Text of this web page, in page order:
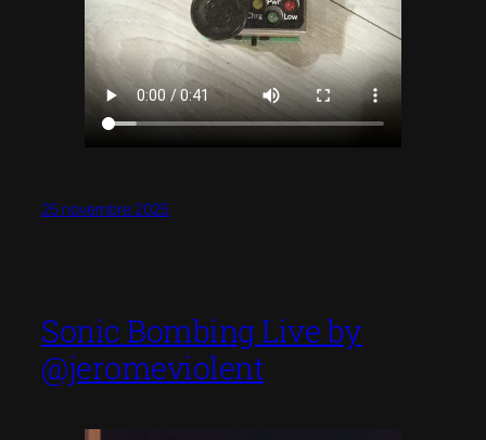
25 novembre 2025
Sonic Bombing Live by
@jeromeviolent